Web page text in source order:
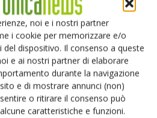
noi e i nostri partner
i cookie per memorizzare e/o
dispositivo. Il consenso a queste
e ai nostri partner di elaborare
durante la navigazione
e di mostrare annunci (non)
o ritirare il consenso può
caratteristiche e funzioni.
per memorie DDR4.
i fornitori di memorie che
su chipset Renesas hanno
interoperabilità e di una elevata
Renesas